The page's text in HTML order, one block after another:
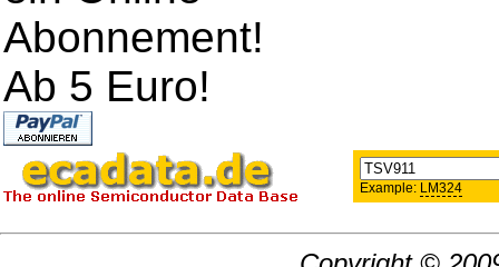
Abonnement!
Ab 5 Euro!
Example: LM324